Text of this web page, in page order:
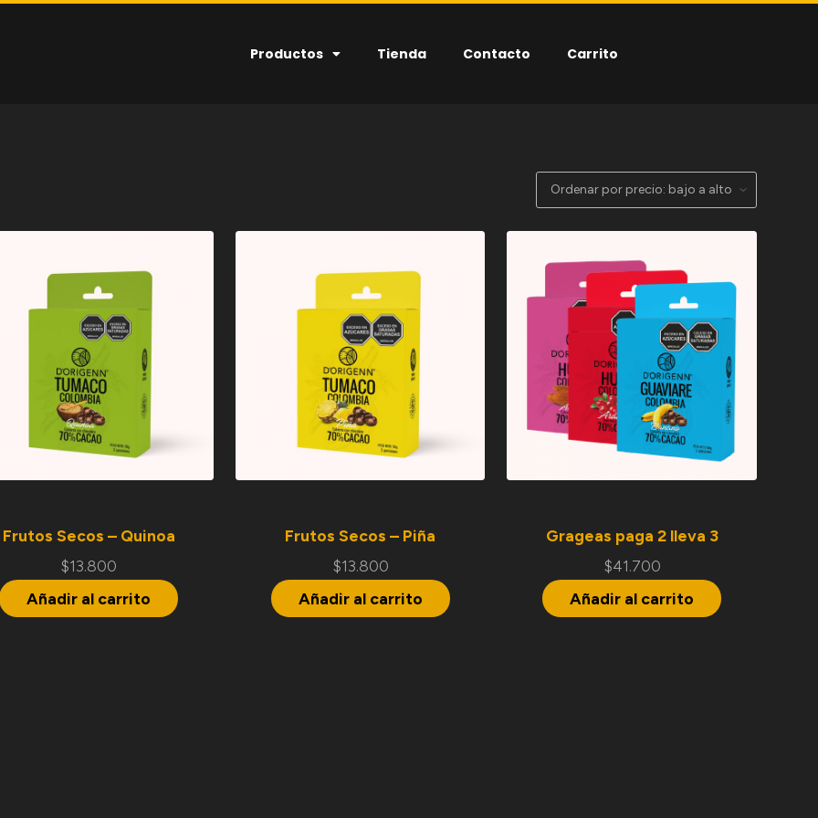
Productos Tienda Contacto Carrito
Frutos Secos – Quinoa
$13.800
Añadir al carrito
Frutos Secos – Piña
$13.800
Añadir al carrito
Grageas paga 2 lleva 3
$41.700
Añadir al carrito